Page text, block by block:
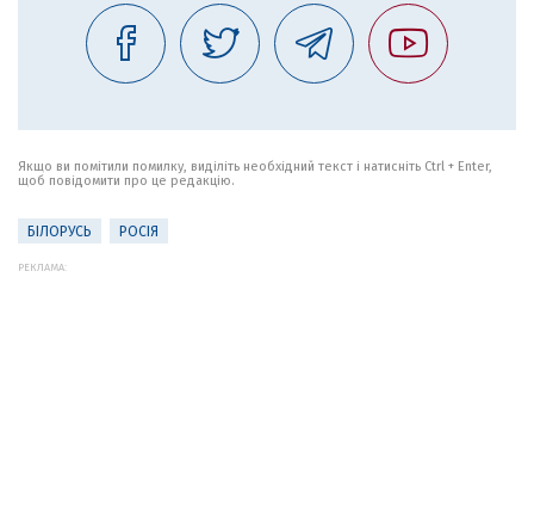
Якщо ви помітили помилку, виділіть необхідний текст і натисніть Ctrl + Enter,
щоб повідомити про це редакцію.
БІЛОРУСЬ РОСІЯ
РЕКЛАМА: